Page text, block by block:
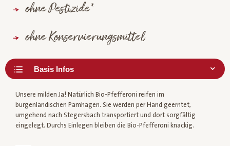
ohne Pestizide*
ohne Konservierungsmittel
Unsere milden Ja! Natürlich Bio-Pfefferoni reifen im
burgenländischen Pamhagen. Sie werden per Hand geerntet,
umgehend nach Stegersbach transportiert und dort sorgfältig
eingelegt. Durchs Einlegen bleiben die Bio-Pfefferoni knackig.